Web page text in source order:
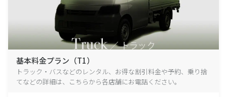
基本料金プラン（T1）
トラック・バスなどのレンタル、お得な割引料金や予約、乗り捨
てなどの詳細は、こちらから各店舗にお電話ください。